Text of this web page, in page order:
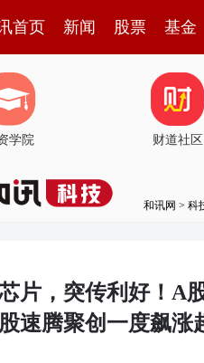
首页 新闻 股票 基金
学院 财道社区
和讯网 > 科
片，突传利好！A
股速腾聚创一度飙涨